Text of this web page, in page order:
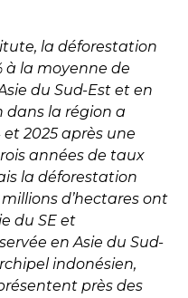
la déforestation
à la moyenne de
du Sud-Est et en
dans la région a
2025 après une
années de taux
la déforestation
d’hectares ont
du SE et
en Asie du Sud-
indonésien,
près des